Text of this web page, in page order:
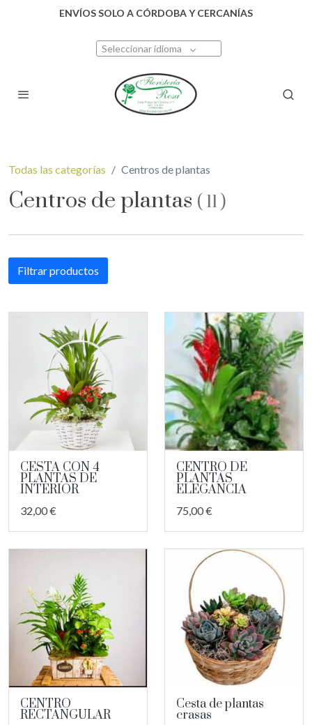
ENVÍOS SOLO A CÓRDOBA Y CERCANÍAS
Seleccionar idioma
Todas las categorías Centros de plantas
Centros de plantas ( 11 )
Filtrar productos
CESTA CON 4
PLANTAS DE
INTERIOR
32,00 €
CENTRO DE
PLANTAS
ELEGANCIA
75,00 €
CENTRO
RECTANGULAR
Cesta de plantas
crasas